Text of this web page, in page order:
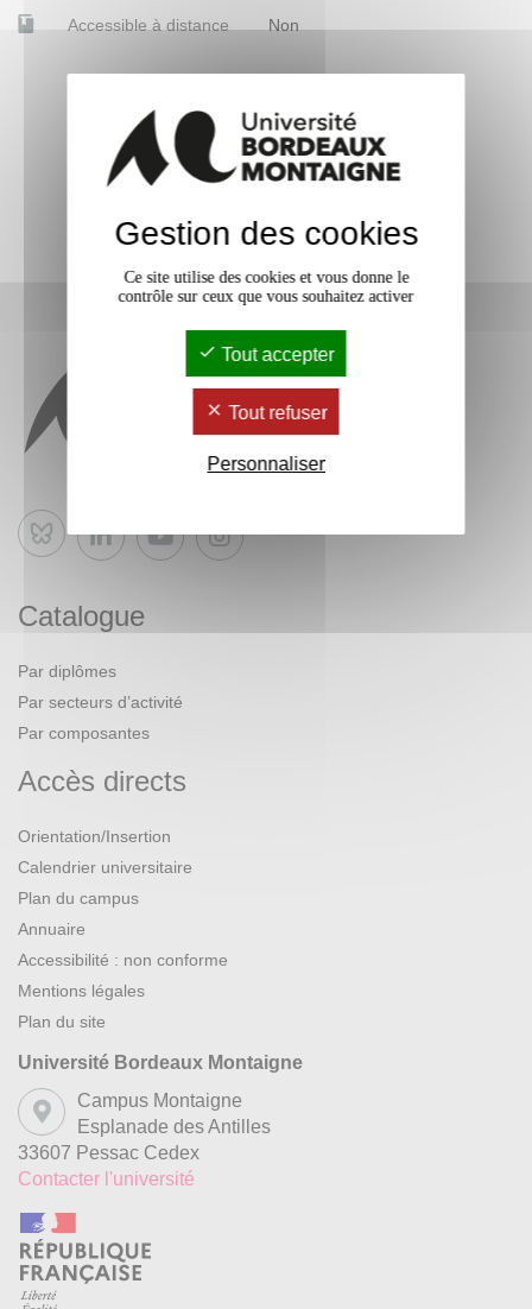
Accessible à distance Non
Bluesky
Catalogue
Par diplômes
Par secteurs d’activité
Par composantes
Accès directs
Orientation/Insertion
Calendrier universitaire
Plan du campus
Annuaire
Accessibilité : non conforme
Mentions légales
Plan du site
Université Bordeaux Montaigne
Campus Montaigne
Esplanade des Antilles
33607 Pessac Cedex
Contacter l'université
Gestion des cookies
Ce site utilise des cookies et vous donne le
contrôle sur ceux que vous souhaitez activer
Tout accepter
Tout refuser
Personnaliser